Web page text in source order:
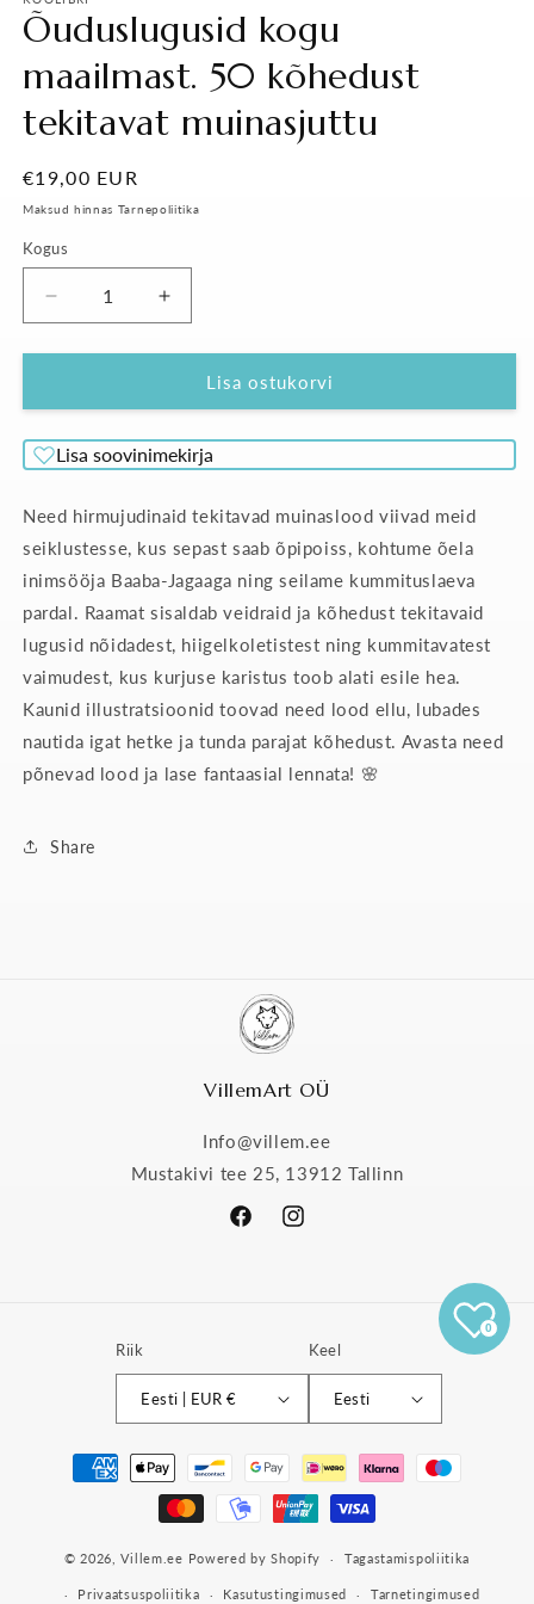
Õuduslugusid kogu
maailmast. 50 kõhedust
tekitavat muinasjuttu
Tavahind
€19,00 EUR
Maksud hinnas Tarnepoliitika
Kogus
Vähenda
Õuduslugusid
kogu
50
tekitavat
kogust
Suurenda
Õuduslugusid
kogu
maailmast.
50
tekitavat
kogust
Lisa ostukorvi
Lisa soovinimekirja
Need hirmujudinaid tekitavad muinaslood viivad meid
seiklustesse, kus sepast saab õpipoiss, kohtume õela
inimsööja Baaba-Jagaaga ning seilame kummituslaeva
pardal. Raamat sisaldab veidraid ja kõhedust tekitavaid
lugusid nõidadest, hiigelkoletistest ning kummitavatest
vaimudest, kus kurjuse karistus toob alati esile hea.
Kaunid illustratsioonid toovad need lood ellu, lubades
nautida igat hetke ja tunda parajat kõhedust. Avasta need
põnevad lood ja lase fantaasial lennata! 🌸
Share
VillemArt OÜ
Info@villem.ee
Mustakivi tee 25, 13912 Tallinn
FacebookInstagram
Riik
Eesti | EUR €
Keel
Eesti
Makseviisid
© 2026,Villem.ee Powered by Shopify Tagastamispoliitika
Privaatsuspoliitika Kasutustingimused Tarnetingimused
0